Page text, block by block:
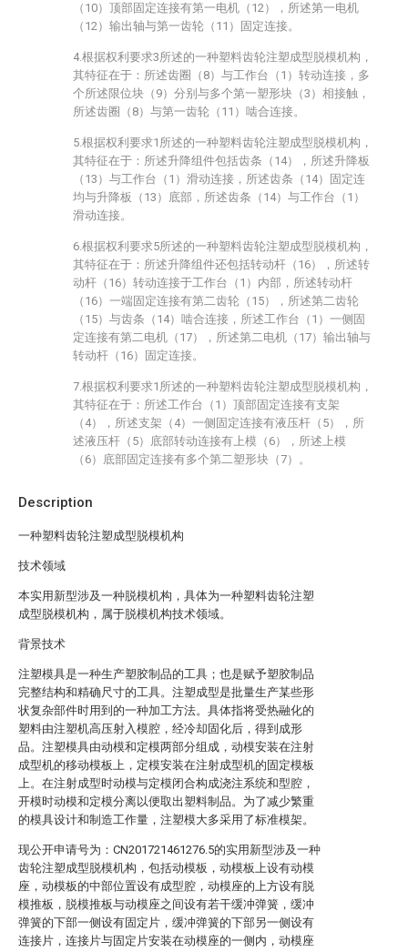
Description
一种塑料齿轮注塑成型脱模机构
技术领域
本实用新型涉及一种脱模机构，具体为一种塑料齿轮注塑
成型脱模机构，属于脱模机构技术领域。
背景技术
注塑模具是一种生产塑胶制品的工具；也是赋予塑胶制品
完整结构和精确尺寸的工具。注塑成型是批量生产某些形
状复杂部件时用到的一种加工方法。具体指将受热融化的
塑料由注塑机高压射入模腔，经冷却固化后，得到成形
品。注塑模具由动模和定模两部分组成，动模安装在注射
成型机的移动模板上，定模安装在注射成型机的固定模板
上。在注射成型时动模与定模闭合构成浇注系统和型腔，
开模时动模和定模分离以便取出塑料制品。为了减少繁重
的模具设计和制造工作量，注塑模大多采用了标准模架。
现公开申请号为：CN201721461276.5的实用新型涉及一种
齿轮注塑成型脱模机构，包括动模板，动模板上设有动模
座，动模板的中部位置设有成型腔，动模座的上方设有脱
模推板，脱模推板与动模座之间设有若干缓冲弹簧，缓冲
弹簧的下部一侧设有固定片，缓冲弹簧的下部另一侧设有
连接片，连接片与固定片安装在动模座的一侧内，动模座
（10）顶部固定连接有第一电机（12），所述第一电机
（12）输出轴与第一齿轮（11）固定连接。
4.根据权利要求3所述的一种塑料齿轮注塑成型脱模机构，
其特征在于：所述齿圈（8）与工作台（1）转动连接，多
个所述限位块（9）分别与多个第一塑形块（3）相接触，
所述齿圈（8）与第一齿轮（11）啮合连接。
5.根据权利要求1所述的一种塑料齿轮注塑成型脱模机构，
其特征在于：所述升降组件包括齿条（14），所述升降板
（13）与工作台（1）滑动连接，所述齿条（14）固定连
均与升降板（13）底部，所述齿条（14）与工作台（1）
滑动连接。
6.根据权利要求5所述的一种塑料齿轮注塑成型脱模机构，
其特征在于：所述升降组件还包括转动杆（16），所述转
动杆（16）转动连接于工作台（1）内部，所述转动杆
（16）一端固定连接有第二齿轮（15），所述第二齿轮
（15）与齿条（14）啮合连接，所述工作台（1）一侧固
定连接有第二电机（17），所述第二电机（17）输出轴与
转动杆（16）固定连接。
7.根据权利要求1所述的一种塑料齿轮注塑成型脱模机构，
其特征在于：所述工作台（1）顶部固定连接有支架
（4），所述支架（4）一侧固定连接有液压杆（5），所
述液压杆（5）底部转动连接有上模（6），所述上模
（6）底部固定连接有多个第二塑形块（7）。